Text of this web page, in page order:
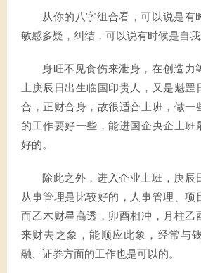
从你的八字组合看，可以说是有
敏感多疑，纠结，可以说有时候是自我
身旺不见食伤来泄身，在创造力
上庚辰日出生临国印贵人，又是魁罡
合，正财合身，故很适合上班，做一
的工作要好一些，能进国企央企上班
好的。
除此之外，进入企业上班，庚辰
从事管理是比较好的，人事管理、项
而乙木财星高透，卯酉相冲，月柱乙
来财去之象，能顺应此象，经常与
融、证券方面的工作也是可以的。